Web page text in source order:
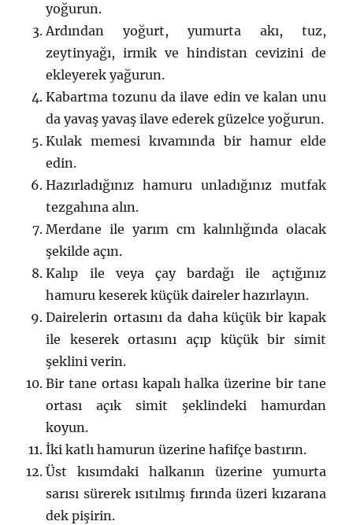
yoğurun.
Ardından yoğurt, yumurta akı, tuz,
zeytinyağı, irmik ve hindistan cevizini de
ekleyerek yağurun.
Kabartma tozunu da ilave edin ve kalan unu
da yavaş yavaş ilave ederek güzelce yoğurun.
Kulak memesi kıvamında bir hamur elde
edin.
Hazırladığınız hamuru unladığınız mutfak
tezgahına alın.
Merdane ile yarım cm kalınlığında olacak
şekilde açın.
Kalıp ile veya çay bardağı ile açtığınız
hamuru keserek küçük daireler hazırlayın.
Dairelerin ortasını da daha küçük bir kapak
ile keserek ortasını açıp küçük bir simit
şeklini verin.
Bir tane ortası kapalı halka üzerine bir tane
ortası açık simit şeklindeki hamurdan
koyun.
İki katlı hamurun üzerine hafifçe bastırın.
Üst kısımdaki halkanın üzerine yumurta
sarısı sürerek ısıtılmış fırında üzeri kızarana
dek pişirin.